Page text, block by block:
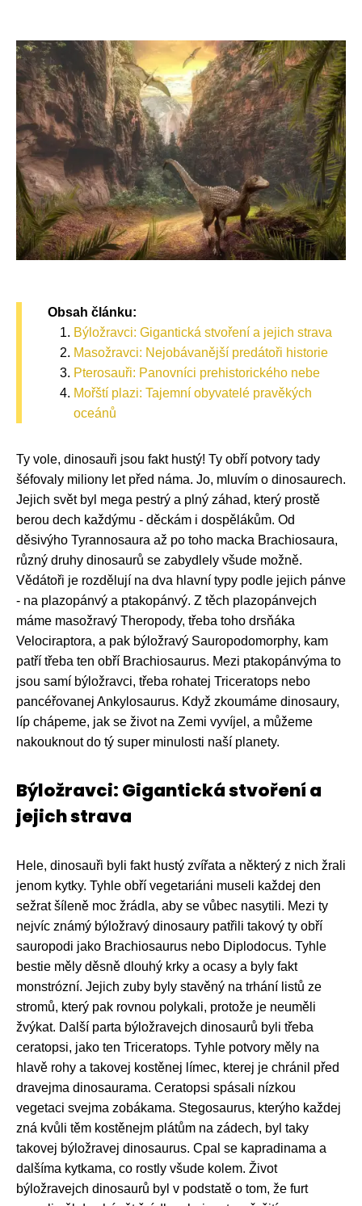
Obsah článku:
Býložravci: Gigantická stvoření a jejich strava
Masožravci: Nejobávanější predátoři historie
Pterosauři: Panovníci prehistorického nebe
Mořští plazi: Tajemní obyvatelé pravěkých
oceánů
Ty vole, dinosauři jsou fakt hustý! Ty obří potvory tady
šéfovaly miliony let před náma. Jo, mluvím o dinosaurech.
Jejich svět byl mega pestrý a plný záhad, který prostě
berou dech každýmu - děckám i dospělákům. Od
děsivýho Tyrannosaura až po toho macka Brachiosaura,
různý druhy dinosaurů se zabydlely všude možně.
Vědátoři je rozdělují na dva hlavní typy podle jejich pánve
- na plazopánvý a ptakopánvý. Z těch plazopánvejch
máme masožravý Theropody, třeba toho drsňáka
Velociraptora, a pak býložravý Sauropodomorphy, kam
patří třeba ten obří Brachiosaurus. Mezi ptakopánvýma to
jsou samí býložravci, třeba rohatej Triceratops nebo
pancéřovanej Ankylosaurus. Když zkoumáme dinosaury,
líp chápeme, jak se život na Zemi vyvíjel, a můžeme
nakouknout do tý super minulosti naší planety.
Býložravci: Gigantická stvoření a
jejich strava
Hele, dinosauři byli fakt hustý zvířata a některý z nich žrali
jenom kytky. Tyhle obří vegetariáni museli každej den
sežrat šíleně moc žrádla, aby se vůbec nasytili. Mezi ty
nejvíc známý býložravý dinosaury patřili takový ty obří
sauropodi jako Brachiosaurus nebo Diplodocus. Tyhle
bestie měly děsně dlouhý krky a ocasy a byly fakt
monstrózní. Jejich zuby byly stavěný na trhání listů ze
stromů, který pak rovnou polykali, protože je neuměli
žvýkat. Další parta býložravejch dinosaurů byli třeba
ceratopsi, jako ten Triceratops. Tyhle potvory měly na
hlavě rohy a takovej kostěnej límec, kterej je chránil před
dravejma dinosaurama. Ceratopsi spásali nízkou
vegetaci svejma zobákama. Stegosaurus, kterýho každej
zná kvůli těm kostěnejm plátům na zádech, byl taky
takovej býložravej dinosaurus. Cpal se kapradinama a
dalšíma kytkama, co rostly všude kolem. Život
býložravejch dinosaurů byl v podstatě o tom, že furt